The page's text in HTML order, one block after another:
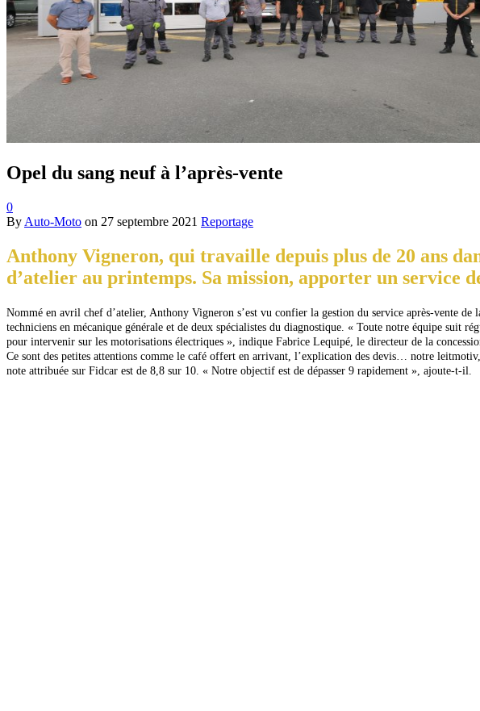
Opel du sang neuf à l’après-vente
0
By Auto-Moto on 27 septembre 2021 Reportage
Anthony Vigneron, qui travaille depuis plus de 20 ans
d’atelier au printemps. Sa mission, apporter un service
Nommé en avril chef d’atelier, Anthony Vigneron s’est vu confier la gestion du service après-vente
techniciens en mécanique générale et de deux spécialistes du diagnostique. « Toute notre équipe suit
pour intervenir sur les motorisations électriques », indique Fabrice Lequipé, le directeur de la
Ce sont des petites attentions comme le café offert en arrivant, l’explication des devis… notre
note attribuée sur Fidcar est de 8,8 sur 10. « Notre objectif est de dépasser 9 rapidement », ajoute-t-il.